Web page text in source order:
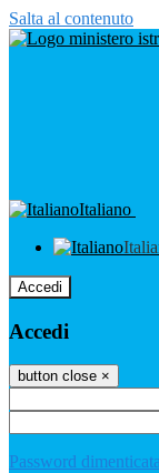
Salta al contenuto
Italiano
Accedi
Accedi
button close ×
Password